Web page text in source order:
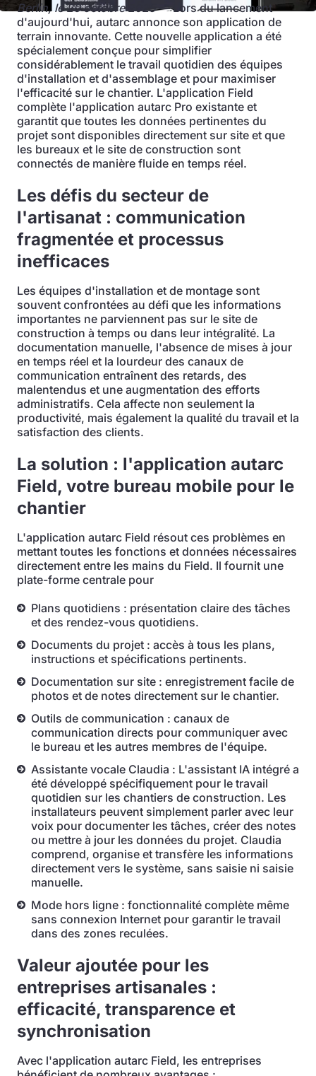
Berlin, le 20 octobre 2025— Lors du lancement
d'aujourd'hui, autarc annonce son application de
terrain innovante. Cette nouvelle application a été
spécialement conçue pour simplifier
considérablement le travail quotidien des équipes
d'installation et d'assemblage et pour maximiser
l'efficacité sur le chantier. L'application Field
complète l'application autarc Pro existante et
garantit que toutes les données pertinentes du
projet sont disponibles directement sur site et que
les bureaux et le site de construction sont
connectés de manière fluide en temps réel.
Les défis du secteur de
l'artisanat : communication
fragmentée et processus
inefficaces
Les équipes d'installation et de montage sont
souvent confrontées au défi que les informations
importantes ne parviennent pas sur le site de
construction à temps ou dans leur intégralité. La
documentation manuelle, l'absence de mises à jour
en temps réel et la lourdeur des canaux de
communication entraînent des retards, des
malentendus et une augmentation des efforts
administratifs. Cela affecte non seulement la
productivité, mais également la qualité du travail et la
satisfaction des clients.
La solution : l'application autarc
Field, votre bureau mobile pour le
chantier
L'application autarc Field résout ces problèmes en
mettant toutes les fonctions et données nécessaires
directement entre les mains du Field. Il fournit une
plate-forme centrale pour
Plans quotidiens : présentation claire des tâches
et des rendez-vous quotidiens.
Documents du projet : accès à tous les plans,
instructions et spécifications pertinents.
Documentation sur site : enregistrement facile de
photos et de notes directement sur le chantier.
Outils de communication : canaux de
communication directs pour communiquer avec
le bureau et les autres membres de l'équipe.
Assistante vocale Claudia : L'assistant IA intégré a
été développé spécifiquement pour le travail
quotidien sur les chantiers de construction. Les
installateurs peuvent simplement parler avec leur
voix pour documenter les tâches, créer des notes
ou mettre à jour les données du projet. Claudia
comprend, organise et transfère les informations
directement vers le système, sans saisie ni saisie
manuelle.
Mode hors ligne : fonctionnalité complète même
sans connexion Internet pour garantir le travail
dans des zones reculées.
Valeur ajoutée pour les
entreprises artisanales :
efficacité, transparence et
synchronisation
Avec l'application autarc Field, les entreprises